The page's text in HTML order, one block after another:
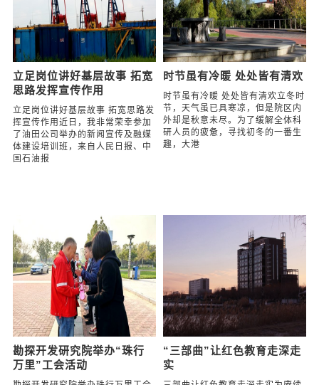
要我们关心的一个弱势群体，我们
应该不懈努力的为他们创造一个良
好的生活环境。本次实践的目的一
是给老人们
/ 社会 /
娱乐
立足岗位讲好基层故事 拓宽
思路发挥宣传作用
立足岗位讲好基层故事 拓宽思路发
挥宣传作用近日，我非常荣幸参加
了油田公司举办的新闻宣传及融媒
体建设培训班，来自人民日报、中
国石油报
时节虽有冷暖 处处皆有清欢
时节虽有冷暖 处处皆有清欢立冬时
节，天气虽已具寒凉，但是院区内
外却是秋意未尽。为了缓解全体科
研人员的疲惫，寻找初冬的一番生
趣，大港